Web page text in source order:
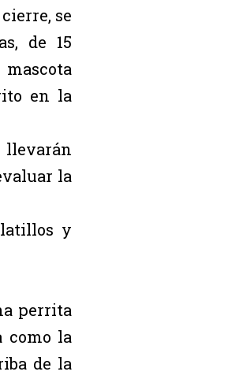
se
de 15
en la
llevarán
la
y
perrita
como la
de la